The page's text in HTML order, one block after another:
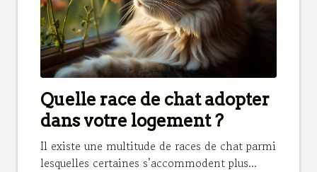
Quelle race de chat adopter
dans votre logement ?
Il existe une multitude de races de chat parmi
lesquelles certaines s’accommodent plus...